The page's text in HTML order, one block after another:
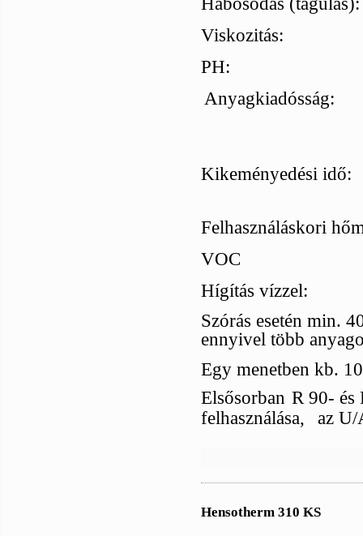
Viskozitás:
PH:
Anyagkiadósság:
Kikeményedési idő:
Felhasználáskori
VOC
Hígítás vízzel:
Szórás esetén min.
ennyivel több
Egy menetben kb.
Elsősorban R 90- és
felhasználása,
az U/
Hensotherm 310 KS